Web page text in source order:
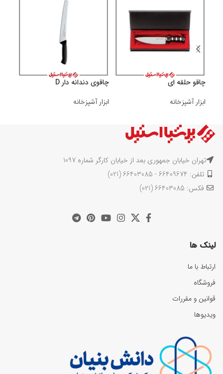
چاقو حلقه ای
ابزار آشپزخانه
چاقوی دندانه دار D
ابزار آشپزخانه
تهران خیابان جمهوری بعد از خیابان کارگر شماره 1097
تلفن: 66409674 - 66403085 (021)
فکس: 66403085 (021)
لینک ها
ارتباط با ما
فروشگاه
قوانین و مقررات
ویدیوها